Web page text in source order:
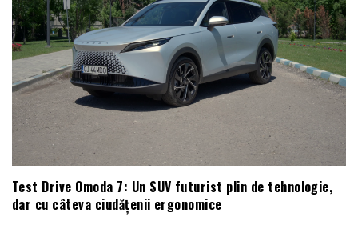
Test Drive Omoda 7: Un SUV futurist plin de tehnologie,
dar cu câteva ciudățenii ergonomice